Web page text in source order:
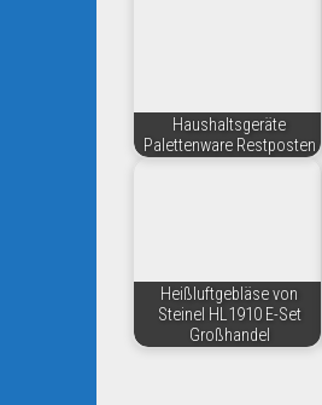
Haushaltsgeräte
Palettenware Restposten
Heißluftgebläse von
Steinel HL1910 E-Set
Großhandel